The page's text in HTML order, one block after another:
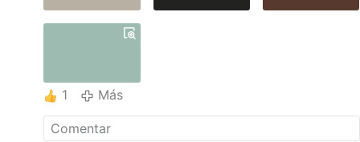
intervención, éste no se hubiese
1 Más